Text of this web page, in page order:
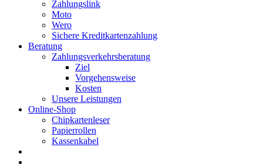
Zahlungslink
Moto
Wero
Sichere Kreditkartenzahlung
Beratung
Zahlungsverkehrsberatung
Ziel
Vorgehensweise
Kosten
Unsere Leistungen
Online-Shop
Chipkartenleser
Papierrollen
Kassenkabel